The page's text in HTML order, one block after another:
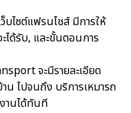
ไซต์แฟรนไชส์ มีการให้
ได้รับ, และขั้นตอนการ
จะมีรายละเอียด
ไปจนถึง บริการเหมารถ
านได้ทันที